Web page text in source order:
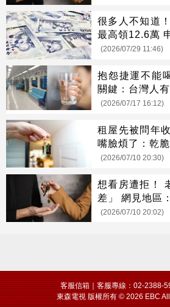
很多人不知道
最高領12.6萬
(2026/07/29 11:46)
抱怨捷運不能
關鍵：台灣人有
(2026/07/17 16:12)
租屋先被問年
嘴臉煩了：乾
(2026/07/10 20:30)
想看房遭拒！
差」 網見地區
(2026/07/10 20:02)
客服信箱｜客服專線：02-2388-
東森電視 版權所有 © 2026 EBC